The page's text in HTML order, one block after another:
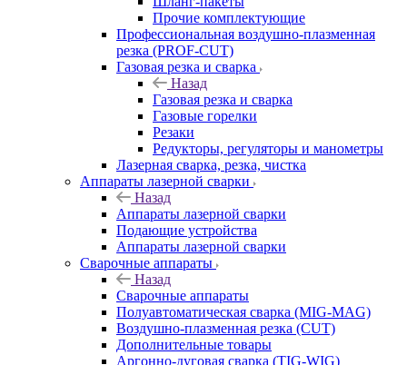
Прочие комплектующие
Профессиональная воздушно-плазменная
резка (PROF-CUT)
Газовая резка и сварка
Назад
Газовая резка и сварка
Газовые горелки
Резаки
Редукторы, регуляторы и манометры
Лазерная сварка, резка, чистка
Аппараты лазерной сварки
Назад
Аппараты лазерной сварки
Подающие устройства
Аппараты лазерной сварки
Сварочные аппараты
Назад
Сварочные аппараты
Полуавтоматическая сварка (MIG-MAG)
Воздушно-плазменная резка (CUT)
Дополнительные товары
Аргонно-дуговая сварка (TIG-WIG)